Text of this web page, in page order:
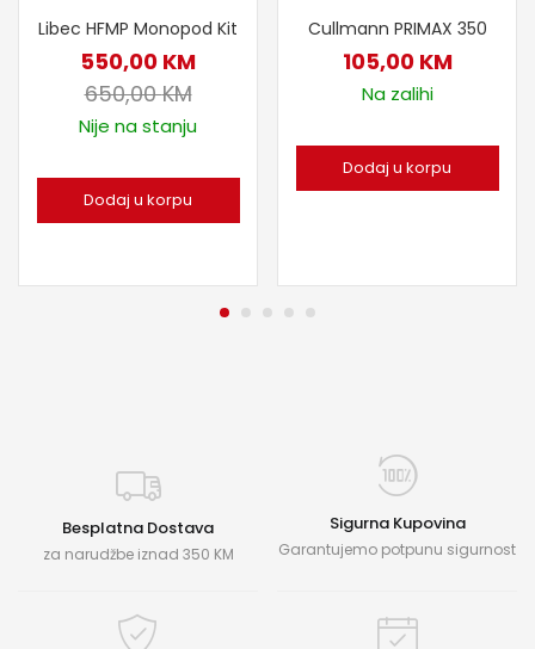
Libec HFMP Monopod Kit
550,00 KM
650,00KM
Nije na stanju
Dodaj u korpu
Cullmann PRIMAX 350
105,00 KM
Na zalihi
Dodaj u korpu
Besplatna Dostava
za narudžbe iznad 350 KM
Sigurna Kupovina
Garantujemo potpunu sigurnost